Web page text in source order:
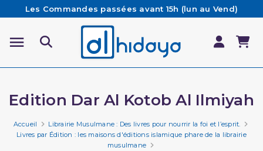
Les Commandes passées avant 15h (lun au Vend)
sont préparées et expédiées le jour même
Besoin d'aide ? Retrouvez notre FAQ
Livraison offerte à partir de 65€ d'achat*
Edition Dar Al Kotob Al Ilmiyah
Accueil
Librairie Musulmane : Des livres pour nourrir la foi et l’esprit.
Livres par Édition : les maisons d'éditions islamique phare de la librairie
musulmane